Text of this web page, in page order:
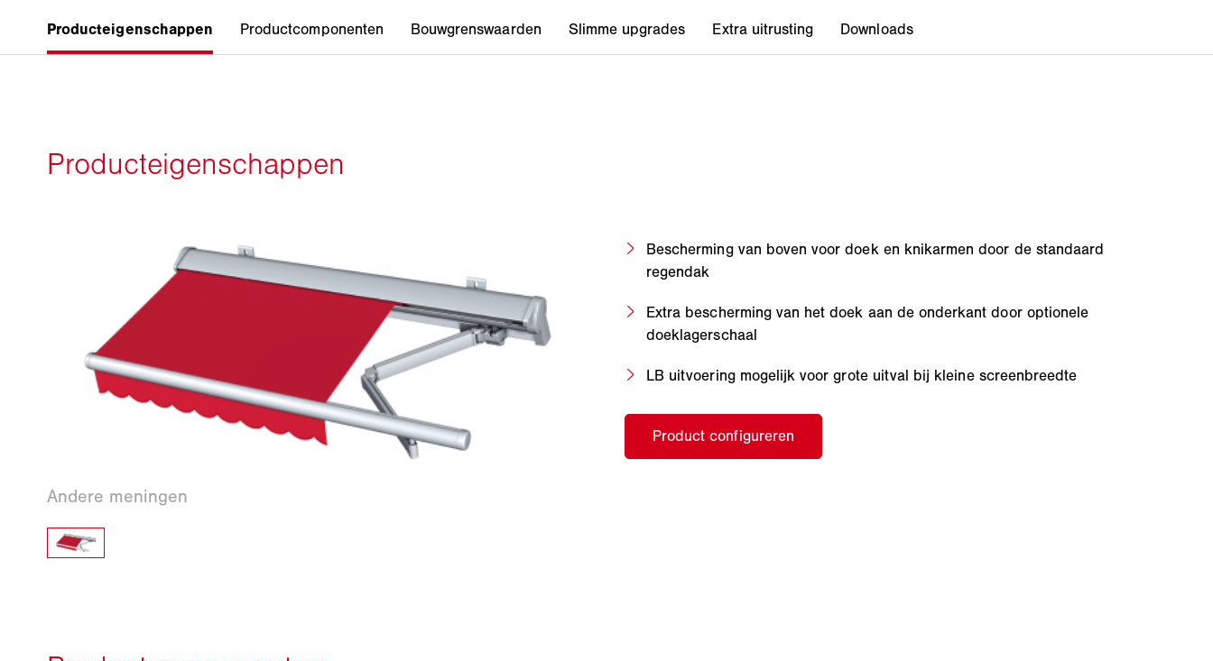
Bescherming van boven voor doek en knikarmen door de standaard
regendak
Extra bescherming van het doek aan de onderkant door optionele
doeklagerschaal
LB uitvoering mogelijk voor grote uitval bij kleine screenbreedte